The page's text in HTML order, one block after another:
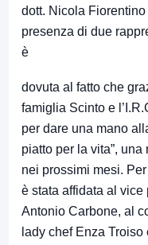
dott. Nicola
presenza di due
è
dovuta al fatto che
famiglia Scinto e
per dare una mano
piatto per la vita”,
nei prossimi mesi.
è stata affidata al
Antonio Carbone, al
lady chef Enza